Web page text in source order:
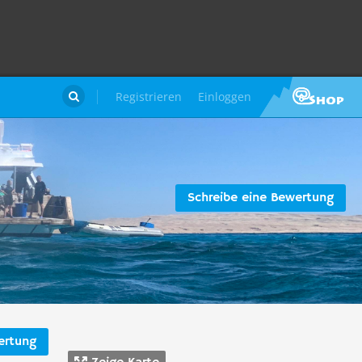
Registrieren Einloggen

Schreibe eine Bewertung